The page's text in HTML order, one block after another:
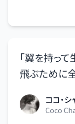
「翼を持って
飛ぶために
ココ・
Coco